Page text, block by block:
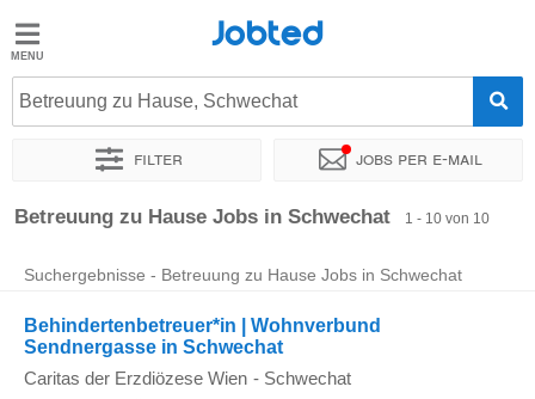
Jobted
Jobs
Jobted
Betreuung zu Hause, Schwechat
Filter Jobs per e-mail
Sortieren nach Genauer Standort Unternehmen
Betreuung zu Hause Jobs in Schwechat 1 - 10 von 10
Suchergebnisse - Betreuung zu Hause Jobs in Schwechat
Behindertenbetreuer*in | Wohnverbund
Sendnergasse in Schwechat
Caritas der Erzdiözese Wien - Schwechat